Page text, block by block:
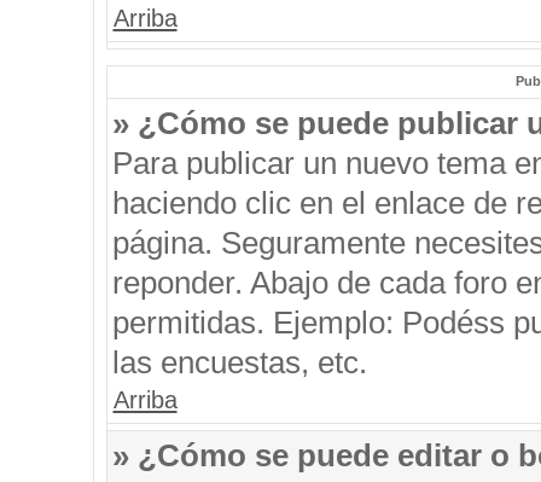
Arriba
» ¿Cómo se puede publicar
Para publicar un nuevo tema
haciendo clic en el enlace de
página. Seguramente
reponder. Abajo de cada foro
permitidas. Ejemplo: Podéss
las encuestas, etc.
Arriba
» ¿Cómo se puede editar o